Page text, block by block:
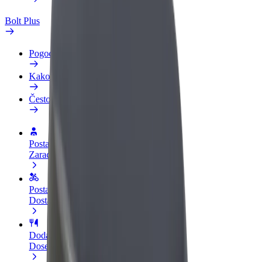
Bolt Plus
Pogodnosti
Kako se pridružiti
Često postavljana pitanja
Postani vozač
Zarađuj po vlastitim uvjetima
Postani dostavljač
Dostavljaj hranu i primaj tjedne isplate
Dodaj restoran ili trgovinu
Dosegni više kupaca i povećaj zaradu